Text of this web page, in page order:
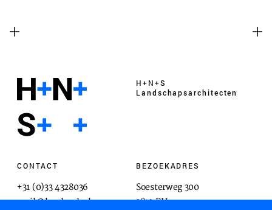
H+N+S
Landschaps­architecten
CONTACT
+31 (0)33 4328036
mail@hnsland.nl
BEZOEKADRES
Soesterweg 300
3812 BH